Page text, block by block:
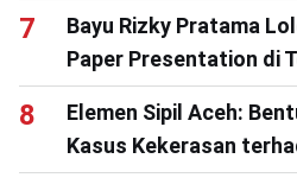
Bayu Rizky Pratama
Paper Presentation di
Elemen Sipil Aceh:
Kasus Kekerasan